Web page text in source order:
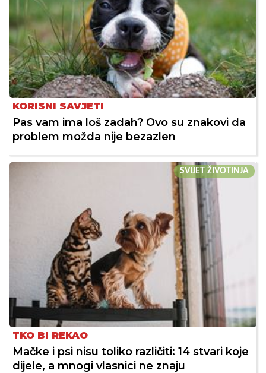
KORISNI SAVJETI
Pas vam ima loš zadah? Ovo su znakovi da
problem možda nije bezazlen
SVIJET ŽIVOTINJA
TKO BI REKAO
Mačke i psi nisu toliko različiti: 14 stvari koje
dijele, a mnogi vlasnici ne znaju